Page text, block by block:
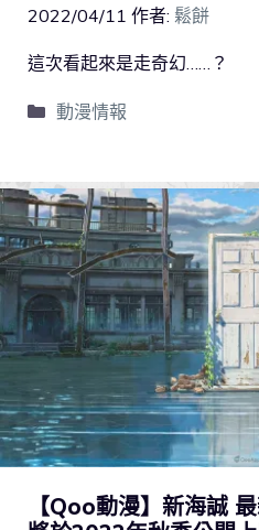
2022/04/11 作者: 鬆餅
這次看起來是走奇幻……？
動漫情報
【Qoo動漫】新海誠